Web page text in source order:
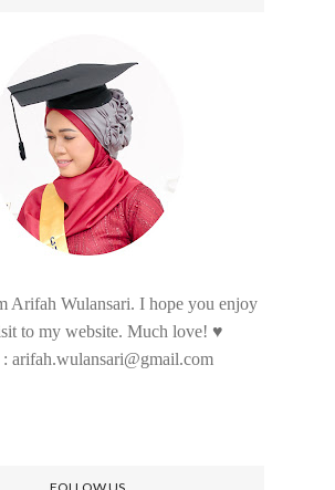
Arifah Wulansari. I hope you enjoy
to my website. Much love! ♥
: arifah.wulansari@gmail.com